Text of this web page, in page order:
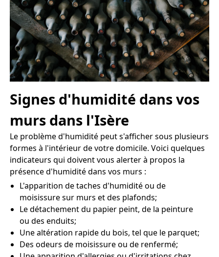
Signes d'humidité dans vos
murs dans l'Isère
Le problème d'humidité peut s'afficher sous plusieurs
formes à l'intérieur de votre domicile. Voici quelques
indicateurs qui doivent vous alerter à propos la
présence d'humidité dans vos murs :
L'apparition de taches d'humidité ou de
moisissure sur murs et des plafonds;
Le détachement du papier peint, de la peinture
ou des enduits;
Une altération rapide du bois, tel que le parquet;
Des odeurs de moisissure ou de renfermé;